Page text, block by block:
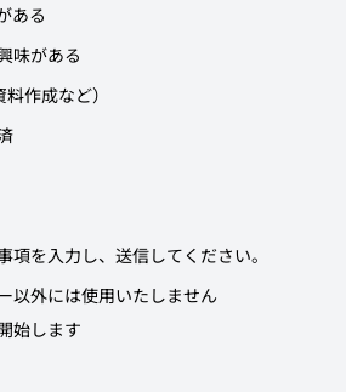
ある
味がある
作成など）
項を入力し、送信してください。
以外には使用いたしません
始します